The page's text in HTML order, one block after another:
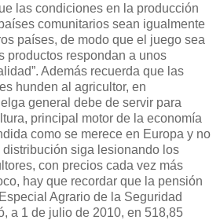
las condiciones en la producción
comunitarios sean igualmente
países, de modo que el juego sea
productos respondan a unos
Además recuerda que las
hunden al agricultor, en
general debe de servir para
principal motor de la economía
como se merece en Europa y no
siga lesionando los
con precios cada vez más
hay que recordar que la pensión
Agrario de la Seguridad
a 1 de julio de 2010, en 518,85